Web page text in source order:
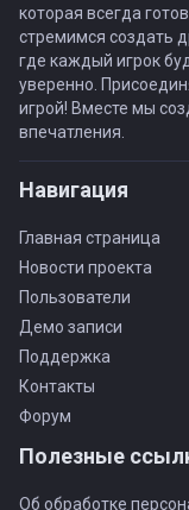
которая всегда
стремимся создать
где каждый игрок
уверенно.
игрой! Вместе мы
впечатления.
Навигация
Главная страница
Новости проекта
Пользователи
Демо записи
Поддержка
Контакты
Форум
Полезные
Об обработке